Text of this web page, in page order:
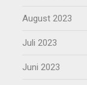
August 2023
Juli 2023
Juni 2023